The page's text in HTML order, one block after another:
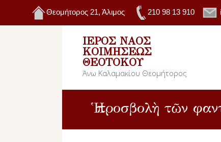
Θεομήτορος 21, Άλιμος 210 98 13 910
ΙΕΡΌΣ ΝΑΌΣ
ΚΟΙΜΉΣΕΩΣ
ΘΕΟΤΌΚΟΥ
Άνω Καλαμακίου Θεομήτορος
Ἡ προσβολὴ τῶν